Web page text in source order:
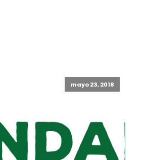
mayo 23, 2018